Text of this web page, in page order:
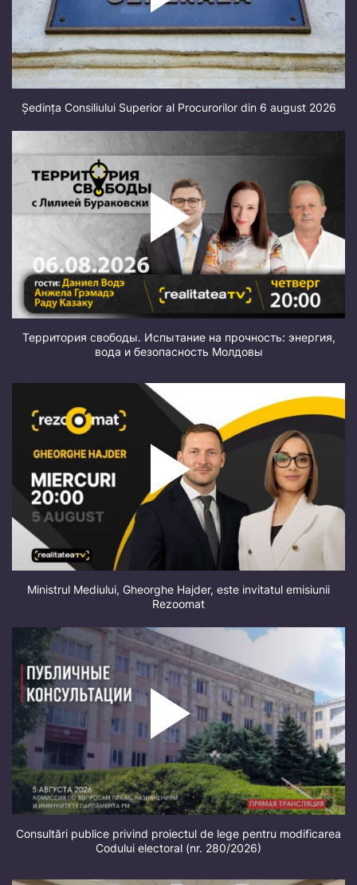
Ședința Consiliului Superior al Procurorilor din 6 august 2026
Территория свободы. Испытание на прочность: энергия,
вода и безопасность Молдовы
Ministrul Mediului, Gheorghe Hajder, este invitatul emisiunii
Rezoomat
Consultări publice privind proiectul de lege pentru modificarea
Codului electoral (nr. 280/2026)